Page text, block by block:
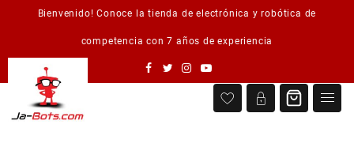
Bienvenido! Conoce la tienda de electrónica y robótica de
competencia con 7 años de experiencia